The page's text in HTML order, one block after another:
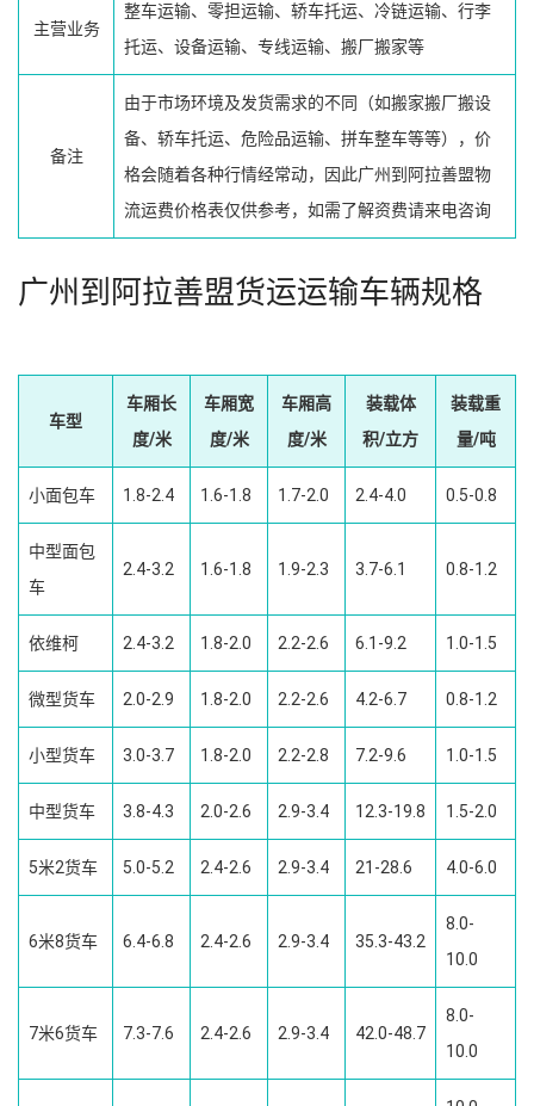
主营业务
整车运输、零担运输、轿车托运、冷链运输、行李
托运、设备运输、专线运输、搬厂搬家等
备注
由于市场环境及发货需求的不同（如搬家搬厂搬设
备、轿车托运、危险品运输、拼车整车等等），价
格会随着各种行情经常动，因此广州到阿拉善盟物
流运费价格表仅供参考，如需了解资费请来电咨询
广州到阿拉善盟货运运输车辆规格
车型
车厢长
度/米
车厢宽
度/米
车厢高
度/米
装载体
积/立方
装载重
量/吨
小面包车 1.8-2.4 1.6-1.8 1.7-2.0 2.4-4.0 0.5-0.8
中型面包
车
2.4-3.2 1.6-1.8 1.9-2.3 3.7-6.1 0.8-1.2
依维柯 2.4-3.2 1.8-2.0 2.2-2.6 6.1-9.2 1.0-1.5
微型货车 2.0-2.9 1.8-2.0 2.2-2.6 4.2-6.7 0.8-1.2
小型货车 3.0-3.7 1.8-2.0 2.2-2.8 7.2-9.6 1.0-1.5
中型货车 3.8-4.3 2.0-2.6 2.9-3.4 12.3-19.8 1.5-2.0
5米2货车 5.0-5.2 2.4-2.6 2.9-3.4 21-28.6 4.0-6.0
6米8货车 6.4-6.8 2.4-2.6 2.9-3.4 35.3-43.2
8.0-
10.0
7米6货车 7.3-7.6 2.4-2.6 2.9-3.4 42.0-48.7
8.0-
10.0